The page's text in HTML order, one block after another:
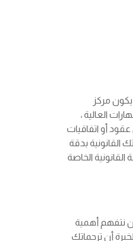
يكون مركز
العالية ،
أو اتفاقيات
القانونية بدقة
القانونية الخاصة
نتفهم أهمية
أن ترجماتك